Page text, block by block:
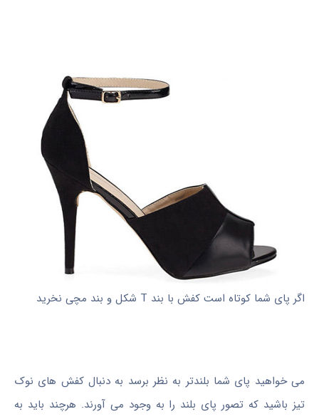
اگر پای شما کوتاه است کفش با بند T شکل و بند مچی نخرید
می خواهید پای شما بلندتر به نظر برسد به دنبال کفش های نوک
تیز باشید که تصور پای بلند را به وجود می آورند. هرچند باید به